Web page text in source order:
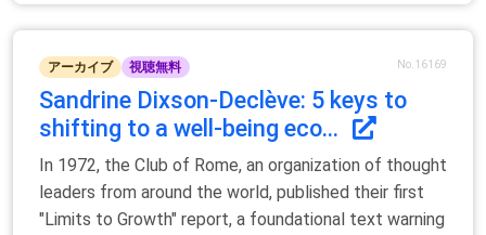
アーカイブ 視聴無料 No.16169
Sandrine Dixson-Declève: 5 keys to
shifting to a well-being eco...
In 1972, the Club of Rome, an organization of thought
leaders from around the world, published their first
"Limits to Growth" report, a foundational text warning